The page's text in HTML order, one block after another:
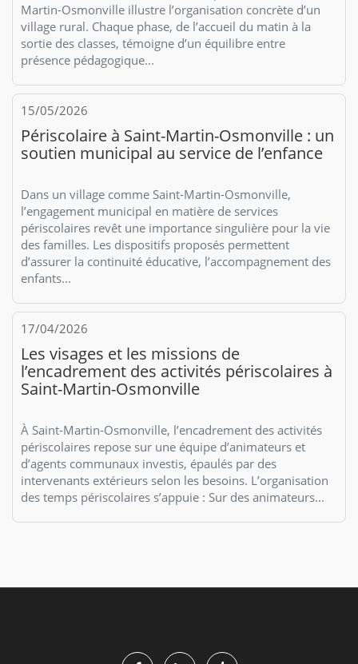
Martin-Osmonville illustre l’organisation concrète d’un
village rural. Chaque phase, de l’accueil du matin à la
sortie des classes, témoigne d’un équilibre entre
présence pédagogique...
15/05/2026
Périscolaire à Saint-Martin-Osmonville : un
soutien municipal au service de l’enfance
Dans un village comme Saint-Martin-Osmonville,
l’engagement municipal en matière de services
périscolaires revêt une importance singulière pour la vie
des familles. Les dispositifs proposés permettent
d’assurer la continuité éducative, l’accompagnement des
enfants...
17/04/2026
Les visages et les missions de
l’encadrement des activités périscolaires à
Saint-Martin-Osmonville
À Saint-Martin-Osmonville, l’encadrement des activités
périscolaires repose sur une équipe d’animateurs et
d’agents communaux investis, épaulés par des
intervenants extérieurs selon les besoins. L’organisation
des temps périscolaires s’appuie : Sur des animateurs...